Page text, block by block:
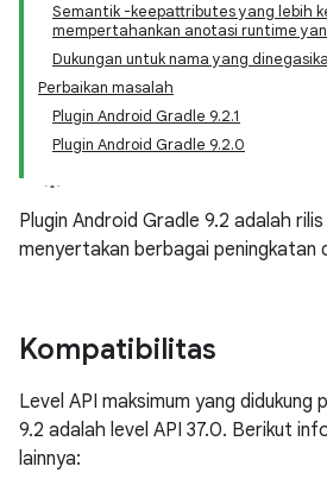
Semantik -keepattributes yang lebih
mempertahankan anotasi runtime
Dukungan untuk nama yang
Perbaikan masalah
Plugin Android Gradle 9.2.1
Plugin Android Gradle 9.2.0
Plugin Android Gradle 9.2 adalah
menyertakan berbagai peningkatan
Kompatibilitas
Level API maksimum yang didukung
9.2 adalah level API 37.0. Berikut
lainnya: